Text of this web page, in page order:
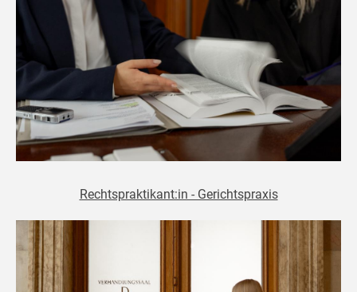
Rechtspraktikant:in - Gerichtspraxis